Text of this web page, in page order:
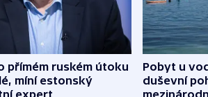
přímém ruském útoku
míní estonský
expert
Pobyt u
duševní